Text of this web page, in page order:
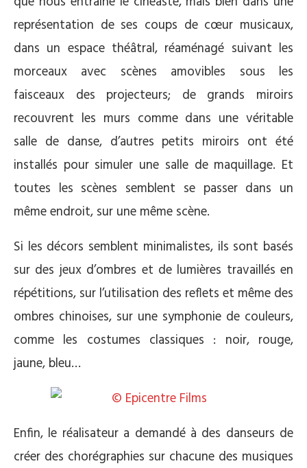
représentation de ses coups de cœur musicaux,
dans un espace théâtral, réaménagé suivant les
morceaux avec scènes amovibles sous les
faisceaux des projecteurs; de grands miroirs
recouvrent les murs comme dans une véritable
salle de danse, d’autres petits miroirs ont été
installés pour simuler une salle de maquillage. Et
toutes les scènes semblent se passer dans un
même endroit, sur une même scène.
Si les décors semblent minimalistes, ils sont basés
sur des jeux d’ombres et de lumières travaillés en
répétitions, sur l’utilisation des reflets et même des
ombres chinoises, sur une symphonie de couleurs,
comme les costumes classiques : noir, rouge,
jaune, bleu…
Enfin, le réalisateur a demandé à des danseurs de
créer des chorégraphies sur chacune des musiques